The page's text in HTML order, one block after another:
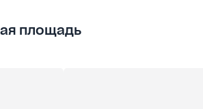
площадь